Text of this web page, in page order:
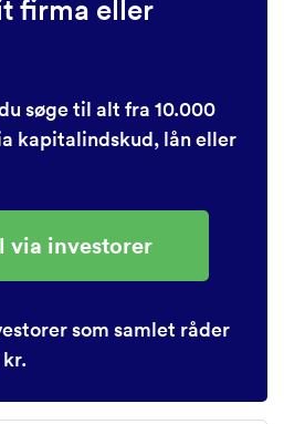
firma eller
søge til alt fra 10.000
kapitalindskud, lån eller
via investorer
som samlet råder